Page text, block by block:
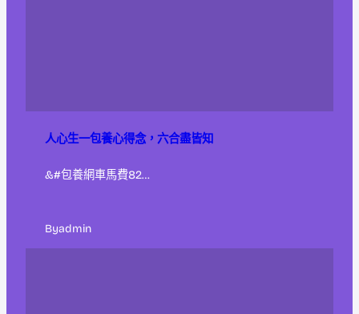
人心生一包養心得念，六合盡皆知
&#包養網車馬費82…
Byadmin